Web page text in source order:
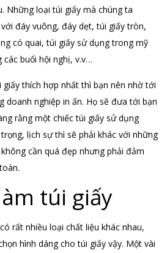
Những loại túi giấy mà chúng ta
đáy vuông, đáy dẹt, túi giấy tròn,
có quai, túi giấy sử dụng trong mỹ
buổi hội nghị, v.v…
thích hợp nhất thì bạn nên nhờ tới
doanh nghiệp in ấn. Họ sẽ đưa tới bạn
rằng một chiếc túi giấy sử dụng
lịch sự thì sẽ phải khác với những
cần quá đẹp nhưng phải đảm
túi giấy
rất nhiều loại chất liệu khác nhau,
hình dáng cho túi giấy vậy. Một vài